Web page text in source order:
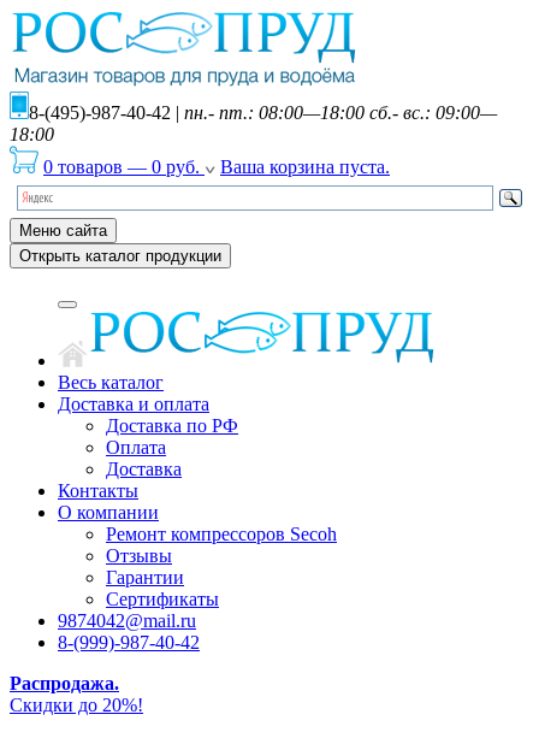
8-(495)-987-40-42 | пн.- пт.: 08:00—18:00 сб.- вс.: 09:00—
18:00
0 товаров — 0 руб. Ваша корзина пуста.
Меню сайта
Открыть каталог продукции
Весь каталог
Доставка и оплата
Доставка по РФ
Оплата
Доставка
Контакты
О компании
Ремонт компрессоров Secoh
Отзывы
Гарантии
Сертификаты
9874042@mail.ru
8-(999)-987-40-42
Распродажа.
Скидки до 20%!